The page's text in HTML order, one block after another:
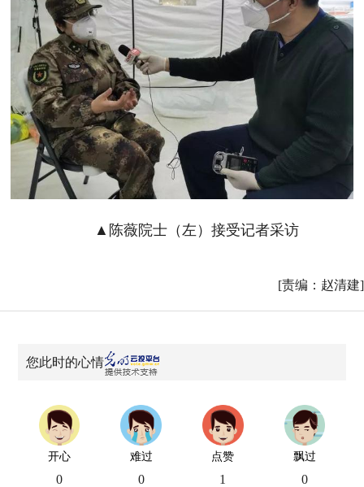
▲陈薇院士（左）接受记者采访
[责编：赵清建]
您此时的心情
开心
0
难过
0
点赞
1
飘过
0